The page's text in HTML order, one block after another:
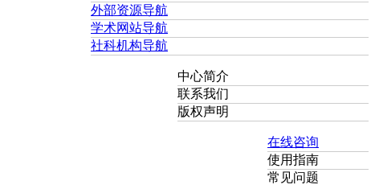
外部资源导航
学术网站导航
社科机构导航
中心简介
联系我们
版权声明
在线咨询
使用指南
常见问题